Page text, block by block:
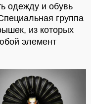
одежду и обувь
группа
из которых
элемент